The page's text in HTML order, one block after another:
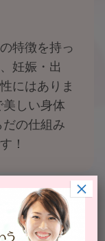
特徴を持っ
妊娠・出
にはありま
しい身体
の仕組み
！
×